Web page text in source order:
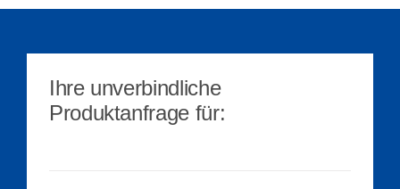
Ihre unverbindliche
Produktanfrage für: